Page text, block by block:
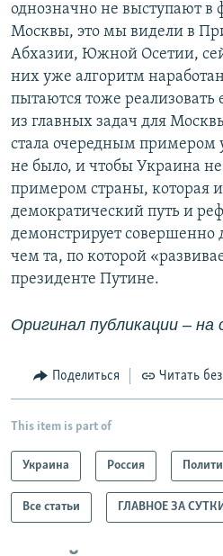
однозначно не выступают в
Москвы, это мы видели в
Абхазии, Южной Осетии,
них уже алгоритм
пытаются тоже реализовать
из главных задач для
стала очередным примером
не было, и чтобы Украина не
примером страны, которая
демократический путь и
демонстрирует совершенно
чем та, по которой
президенте Путине.
Оригинал публикации – на
Поделиться Читать
This item is part of
Украина Россия
Все статьи ГЛАВНОЕ ЗА СУТКИ